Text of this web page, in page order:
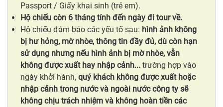
Passport / Giấy khai sinh (trẻ em).
Hộ chiếu còn 6 tháng tính đến ngày đi tour về.
Hộ chiếu đảm bảo các yếu tố sau: hình ảnh không
bị hư hỏng, mờ nhòe, thông tin đầy đủ, dù còn hạn
sử dụng nhưng nếu hình ảnh bị mờ nhòe, vẫn
không được xuất hay nhập cảnh... trường hợp vào
ngày khởi hành, quý khách không được xuất hoặc
nhập cảnh trong nước và ngoài nước công ty sẽ
không chịu trách nhiệm và không hoàn tiền các